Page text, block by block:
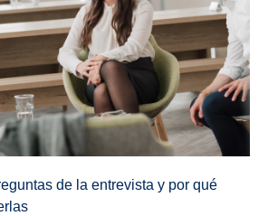
de la entrevista y por qué